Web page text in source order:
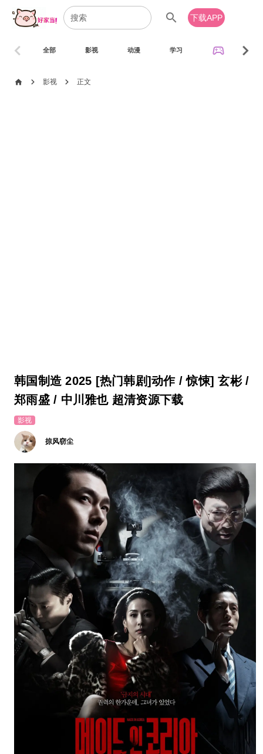
search 下载APP
全部 影视 动漫 学习 sports_esports
chevron_left chevron_right
home chevron_right 影视 chevron_right 正文
韩国制造 2025 [热门韩剧]动作 / 惊悚] 玄彬 /
郑雨盛 / 中川雅也 超清资源下载
影视
掠风窃尘